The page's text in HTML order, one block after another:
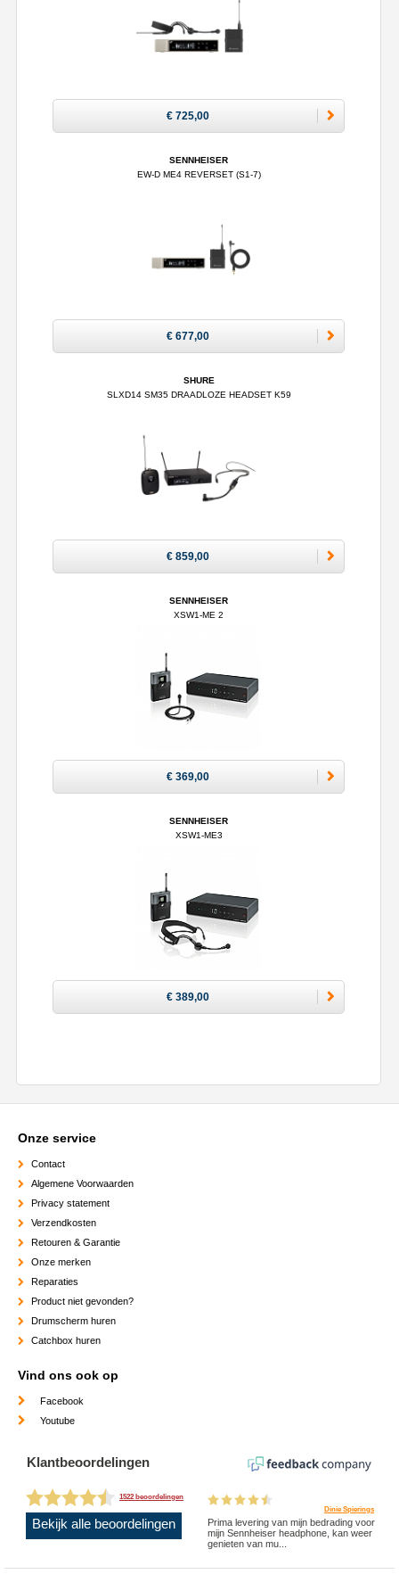
€ 725,00
SENNHEISER
EW-D ME4 REVERSET (S1-7)
€ 677,00
SHURE
SLXD14 SM35 DRAADLOZE HEADSET K59
€ 859,00
SENNHEISER
XSW1-ME 2
€ 369,00
SENNHEISER
XSW1-ME3
€ 389,00
Onze service
Contact
Algemene Voorwaarden
Privacy statement
Verzendkosten
Retouren & Garantie
Onze merken
Reparaties
Product niet gevonden?
Drumscherm huren
Catchbox huren
Vind ons ook op
Facebook
Youtube
Klantbeoordelingen
1522 beoordelingen
Bekijk alle beoordelingen
Dinie Spierings
Prima levering van mijn bedrading voor
mijn Sennheiser headphone, kan weer
genieten van mu...